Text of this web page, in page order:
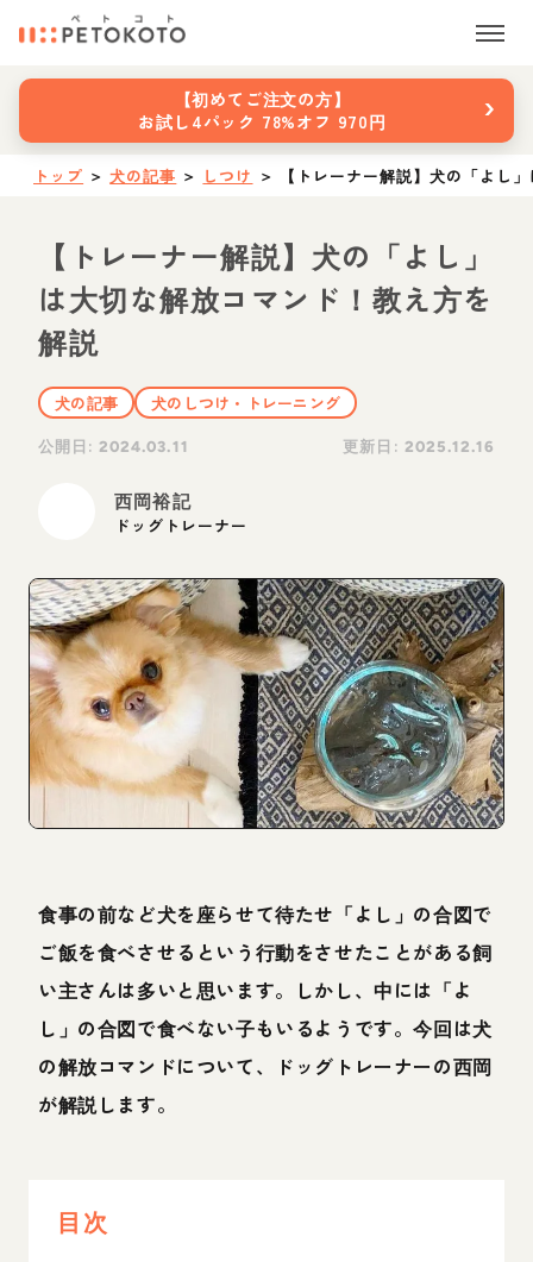
【初めてご注文の方】
お試し4パック 78%オフ 970円
›
トップ ＞ 犬の記事 ＞ しつけ ＞ 【トレーナー解説】犬の「よし
【トレーナー解説】犬の「よし」
は大切な解放コマンド！教え方を
解説
犬の記事
犬のしつけ・トレーニング
公開日:2024.03.11 更新日: 2025.12.16
西岡裕記
ドッグトレーナー
食事の前など犬を座らせて待たせ「よし」の合図で
ご飯を食べさせるという行動をさせたことがある飼
い主さんは多いと思います。しかし、中には「よ
し」の合図で食べない子もいるようです。今回は犬
の解放コマンドについて、ドッグトレーナーの西岡
が解説します。
目次